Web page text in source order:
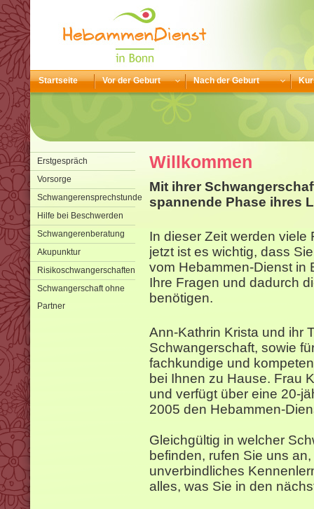
Startseite Vor der Geburt Nach der Geburt
Erstgespräch
Vorsorge
Schwangerensprechstunde
Hilfe bei Beschwerden
Schwangerenberatung
Akupunktur
Risikoschwangerschaften
Schwangerschaft ohne
Partner
Willkommen
Mit ihrer
spannende Phase ihres
In dieser Zeit werden
jetzt ist es wichtig, dass
vom Hebammen-Dienst in
Ihre Fragen und dadurch
benötigen.
Ann-Kathrin Krista und ihr
Schwangerschaft, sowie
fachkundige und
bei Ihnen zu Hause. Frau
und verfügt über eine 20-
2005 den Hebammen-
Gleichgültig in welcher
befinden, rufen Sie uns
unverbindliches
alles, was Sie in den